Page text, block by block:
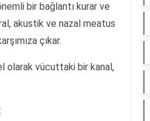
bir bağlantı kurar ve
akustik ve nazal meatus
çıkar.
olarak vücuttaki bir kanal,